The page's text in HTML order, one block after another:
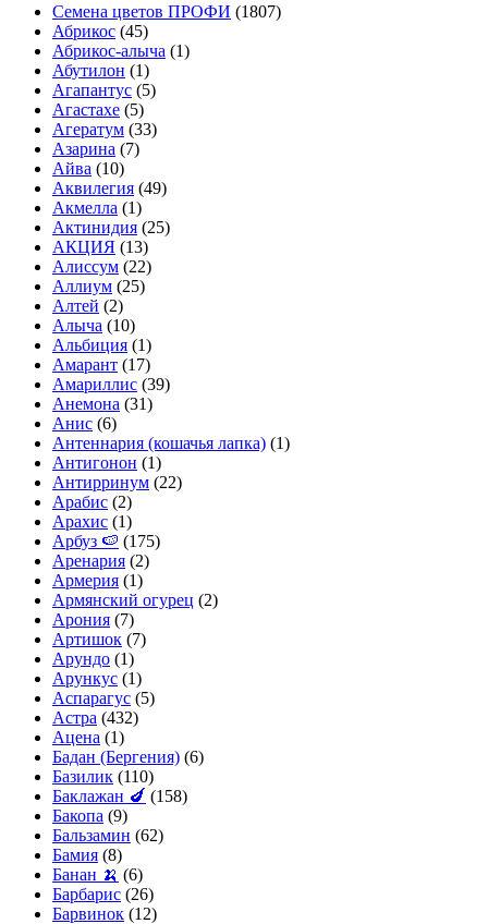
Cемена цветов ПРОФИ (1807)
Абрикос (45)
Абрикос-алыча (1)
Абутилон (1)
Агапантус (5)
Агастахе (5)
Агератум (33)
Азарина (7)
Айва (10)
Аквилегия (49)
Акмелла (1)
Актинидия (25)
АКЦИЯ (13)
Алиссум (22)
Аллиум (25)
Алтей (2)
Алыча (10)
Альбиция (1)
Амарант (17)
Амариллис (39)
Анемона (31)
Анис (6)
Антеннария (кошачья лапка) (1)
Антигонон (1)
Антирринум (22)
Арабис (2)
Арахис (1)
Арбуз 🍉 (175)
Аренария (2)
Армерия (1)
Армянский огурец (2)
Арония (7)
Артишок (7)
Арундо (1)
Арункус (1)
Аспарагус (5)
Астра (432)
Ацена (1)
Бадан (Бергения) (6)
Базилик (110)
Баклажан 🍆 (158)
Бакопа (9)
Бальзамин (62)
Бамия (8)
Банан 🍌 (6)
Барбарис (26)
Барвинок (12)